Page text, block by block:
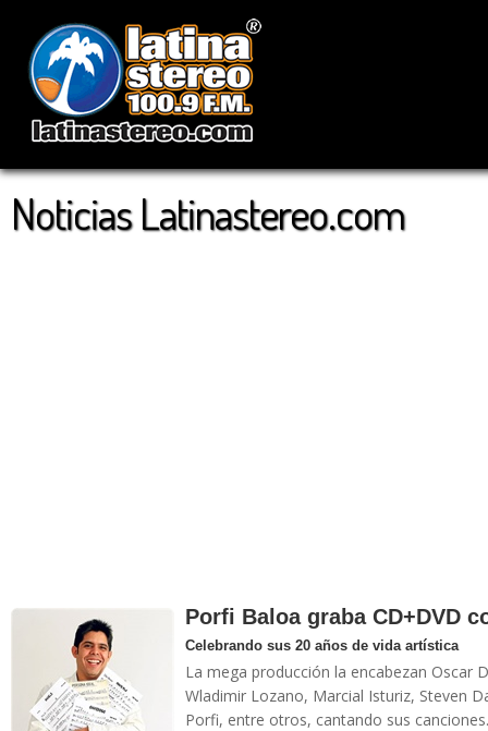
Noticias Latinastereo.com
Porfi Baloa graba CD+DVD
Celebrando sus 20 años de vida artística
La mega producción la encabezan Oscar
Wladimir Lozano, Marcial Isturiz, Steven
Porfi, entre otros, cantando sus